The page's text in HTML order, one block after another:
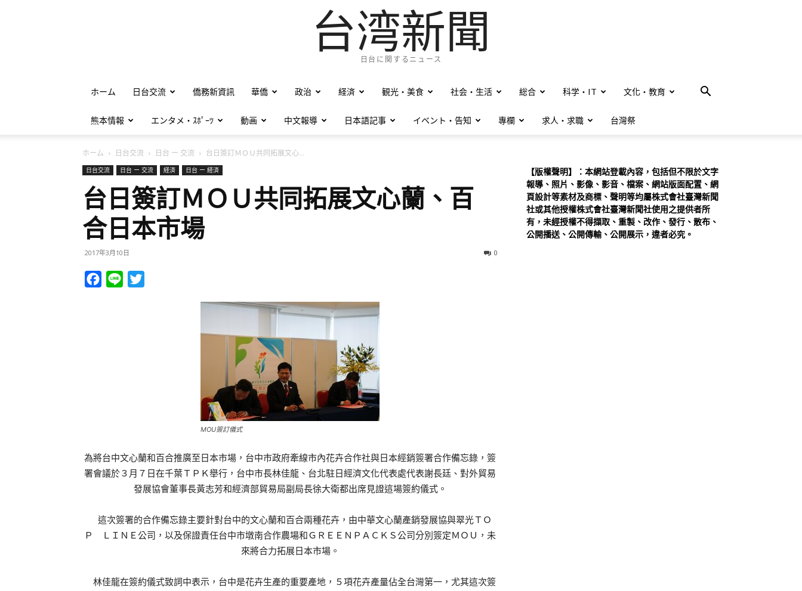
台湾新聞
日台に関するニュース
ホーム 日台交流 僑務新資訊 華僑 政治 経済 観光・美食 社会・生活 総合 科学・IT 文化・教育
熊本情報 エンタメ・ｽﾎﾟｰﾂ 動画 中文報導 日本語記事 イベント・告知 專欄 求人・求職 台灣祭
ホーム 日台交流 日台 ー 交流 台日簽訂ＭＯＵ共同拓展文心...
日台交流 日台 ー 交流 経済 日台 ー 経済
台日簽訂ＭＯＵ共同拓展文心蘭、百
合日本市場
2017年3月10日 0
Facebook
Line
MOU簽訂儀式
為將台中文心蘭和百合推廣至日本市場，台中市政府牽線市內花卉合作社與日本經銷簽署合作備忘錄，簽
署會議於３月７日在千葉ＴＰＫ舉行，台中市長林佳龍、台北駐日經濟文化代表處代表謝長廷、對外貿易
發展協會董事長黃志芳和經濟部貿易局副局長徐大衛都出席見證這場簽約儀式。
這次簽署的合作備忘錄主要針對台中的文心蘭和百合兩種花卉，由中華文心蘭產銷發展協與翠光ＴＯ
Ｐ ＬＩＮＥ公司，以及保證責任台中市墩南合作農場和ＧＲＥＥＮＰＡＣＫＳ公司分別簽定ＭＯＵ，未
來將合力拓展日本市場。
林佳龍在簽約儀式致詞中表示，台中是花卉生產的重要產地，５項花卉產量佔全台灣第一，尤其這次簽
【版權聲明】：本網站登載內容，包括但不限於文字
報導、照片、影像、影音、檔案、網站版面配置、網
頁設計等素材及商標、聲明等均屬株式會社臺灣新聞
社或其他授權株式會社臺灣新聞社使用之提供者所
有，未經授權不得擷取、重製、改作、發行、散布、
公開播送、公開傳輸、公開展示，違者必究。